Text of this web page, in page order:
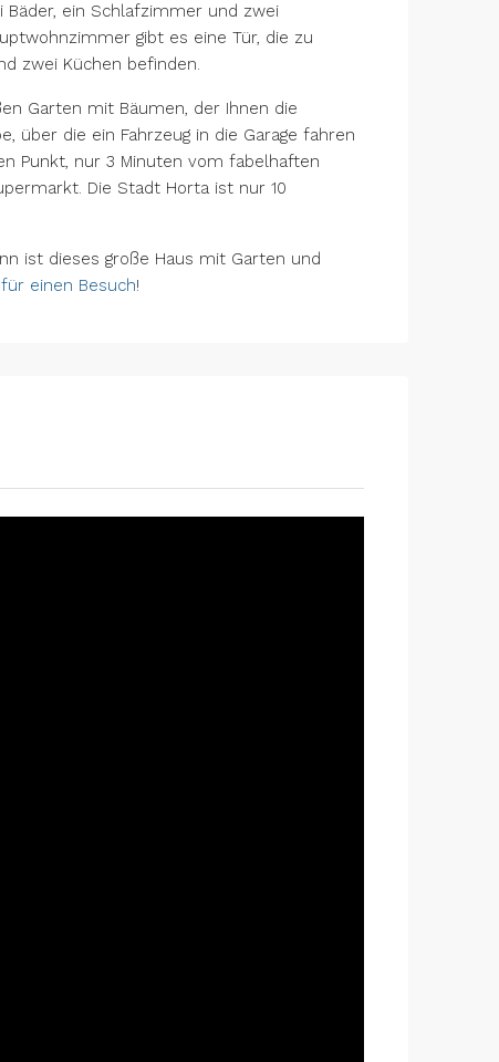
ein Schlafzimmer und zwei
gibt es eine Tür, die zu
zwei Küchen befinden.
Garten mit Bäumen, der Ihnen die
über die ein Fahrzeug in die Garage fahren
Punkt, nur 3 Minuten vom fabelhaften
Die Stadt Horta ist nur 10
ist dieses große Haus mit Garten und
einen Besuch!